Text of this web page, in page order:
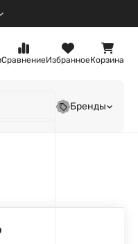
СравнениеИзбранноеКорзина
Бренды